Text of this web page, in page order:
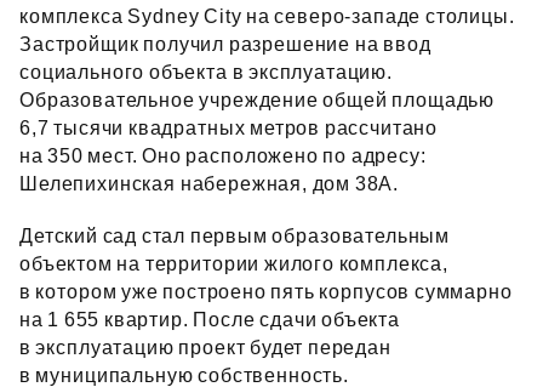
комплекса Sydney City на северо‑западе столицы.
Застройщик получил разрешение на ввод
социального объекта в эксплуатацию.
Образовательное учреждение общей площадью
6,7 тысячи квадратных метров рассчитано
на 350 мест. Оно расположено по адресу:
Шелепихинская набережная, дом 38А.
Детский сад стал первым образовательным
объектом на территории жилого комплекса,
в котором уже построено пять корпусов суммарно
на 1 655 квартир. После сдачи объекта
в эксплуатацию проект будет передан
в муниципальную собственность.